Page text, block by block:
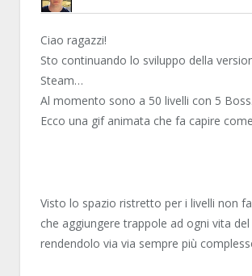
HAVANA24
Ciao ragazzi!
Sto continuando lo sviluppo della
Steam…
Al momento sono a 50 livelli con 5 Boss.
Ecco una gif animata che fa capire
Visto lo spazio ristretto per i livelli non
che aggiungere trappole ad ogni vita
rendendolo via via sempre più